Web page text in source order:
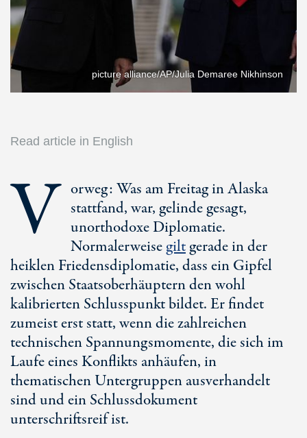
picture alliance/AP/Julia Demaree Nikhinson
Read article in English
V orweg: Was am Freitag in Alaska
stattfand, war, gelinde gesagt,
unorthodoxe Diplomatie.
Normalerweisegiltgerade in der
heiklen Friedensdiplomatie, dass ein Gipfel
zwischen Staatsoberhäuptern den wohl
kalibrierten Schlusspunkt bildet. Er findet
zumeist erst statt, wenn die zahlreichen
technischen Spannungsmomente, die sich im
Laufe eines Konflikts anhäufen, in
thematischen Untergruppen ausverhandelt
sind und ein Schlussdokument
unterschriftsreif ist.